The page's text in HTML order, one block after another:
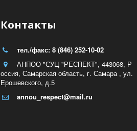
Контакты
тел./факс: 8 (846) 252-10-02
АНПОО "СУЦ-"РЕСПЕКТ", 443068, Р
оссия, Самарская область, г. Самара , ул.
Ерошевского, д.5
annou_respect@mail.ru